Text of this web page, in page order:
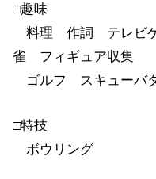
□趣味
料理 作詞 テレビ
雀 フィギュア収集
ゴルフ スキューバ
□特技
ボウリング